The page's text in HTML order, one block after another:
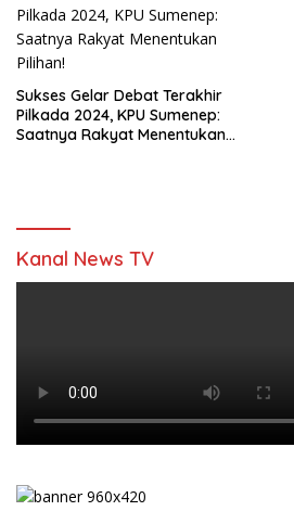
Sukses Gelar Debat Terakhir
Pilkada 2024, KPU Sumenep:
Saatnya Rakyat Menentukan
Kanal News TV